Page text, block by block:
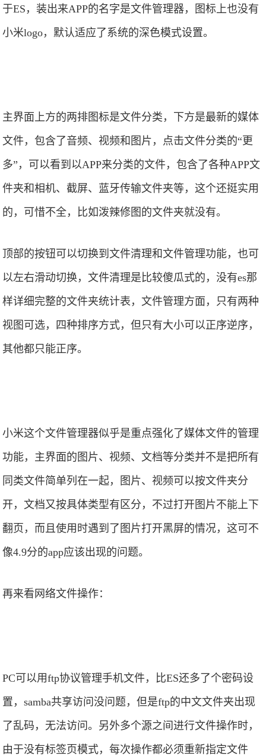
于ES，装出来APP的名字是文件管理器，图标上也没有
小米logo，默认适应了系统的深色模式设置。
主界面上方的两排图标是文件分类，下方是最新的媒体
文件，包含了音频、视频和图片，点击文件分类的“更
多”，可以看到以APP来分类的文件，包含了各种APP文
件夹和相机、截屏、蓝牙传输文件夹等，这个还挺实用
的，可惜不全，比如泼辣修图的文件夹就没有。
顶部的按钮可以切换到文件清理和文件管理功能，也可
以左右滑动切换，文件清理是比较傻瓜式的，没有es那
样详细完整的文件夹统计表，文件管理方面，只有两种
视图可选，四种排序方式，但只有大小可以正序逆序，
其他都只能正序。
小米这个文件管理器似乎是重点强化了媒体文件的管理
功能，主界面的图片、视频、文档等分类并不是把所有
同类文件简单列在一起，图片、视频可以按文件夹分
开，文档又按具体类型有区分，不过打开图片不能上下
翻页，而且使用时遇到了图片打开黑屏的情况，这可不
像4.9分的app应该出现的问题。
再来看网络文件操作：
PC可以用ftp协议管理手机文件，比ES还多了个密码设
置，samba共享访问没问题，但是ftp的中文文件夹出现
了乱码，无法访问。另外多个源之间进行文件操作时，
由于没有标签页模式，每次操作都必须重新指定文件